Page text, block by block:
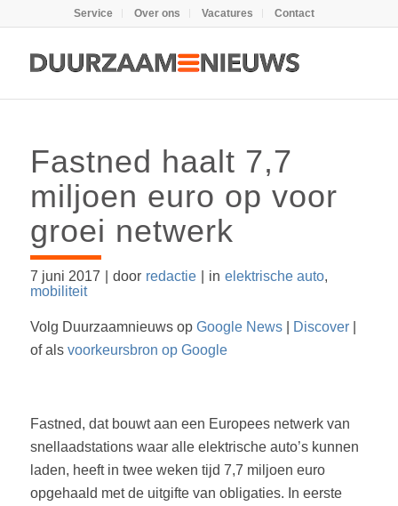
Service Over ons Vacatures Contact
Fastned haalt 7,7
miljoen euro op voor
groei netwerk
7 juni 2017 door redactie in elektrische auto,
mobiliteit
Volg Duurzaamnieuws op Google News| Discover|
of als voorkeursbron op Google
Fastned, dat bouwt aan een Europees netwerk van
snellaadstations waar alle elektrische auto’s kunnen
laden, heeft in twee weken tijd 7,7 miljoen euro
opgehaald met de uitgifte van obligaties. In eerste